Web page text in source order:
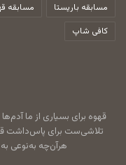
مسابقه باریستا
مسابقه
کافی شاپ
قهوه برای بسیاری از ما
تلاشی‌ست برای پاس‌داشت
هرآن‌چه به‌نوعی